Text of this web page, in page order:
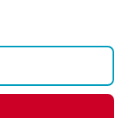
役職手当
用保険